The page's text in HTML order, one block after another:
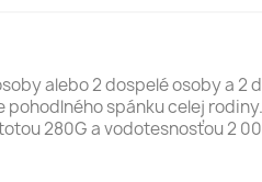
alebo 2 dospelé osoby a 2
spánku celej
280G a vodotesnosťou 2